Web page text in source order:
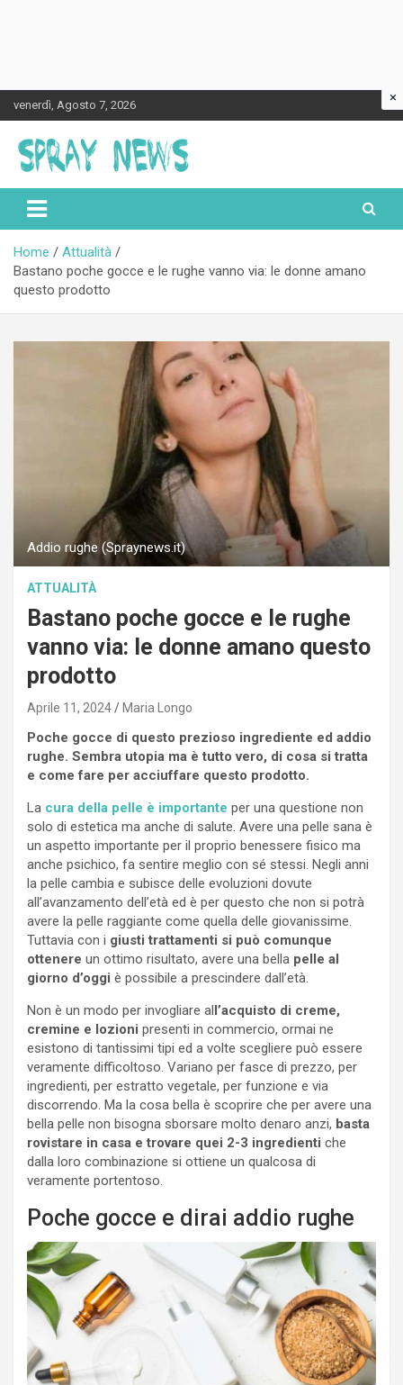
to
content
venerdì, Agosto 7, 2026
Spraynews.it
Home
Attualità
Bastano poche gocce e le rughe vanno via: le donne amano
questo prodotto
Addio rughe (Spraynews.it)
ATTUALITÀ
Bastano poche gocce e le rughe
vanno via: le donne amano questo
prodotto
Aprile 11, 2024 Maria Longo
Poche gocce di questo prezioso ingrediente ed addio
rughe. Sembra utopia ma è tutto vero, di cosa si tratta
e come fare per acciuffare questo prodotto.
La cura della pelle è importante per una questione non
solo di estetica ma anche di salute. Avere una pelle sana è
un aspetto importante per il proprio benessere fisico ma
anche psichico, fa sentire meglio con sé stessi. Negli anni
la pelle cambia e subisce delle evoluzioni dovute
all’avanzamento dell’età ed è per questo che non si potrà
avere la pelle raggiante come quella delle giovanissime.
Tuttavia con i giusti trattamenti si può comunque
ottenere un ottimo risultato, avere una bella pelle al
giorno d’oggi è possibile a prescindere dall’età.
Non è un modo per invogliare al l’acquisto di creme,
cremine e lozioni presenti in commercio, ormai ne
esistono di tantissimi tipi ed a volte scegliere può essere
veramente difficoltoso. Variano per fasce di prezzo, per
ingredienti, per estratto vegetale, per funzione e via
discorrendo. Ma la cosa bella è scoprire che per avere una
bella pelle non bisogna sborsare molto denaro anzi, basta
rovistare in casa e trovare quei 2-3 ingredienti che
dalla loro combinazione si ottiene un qualcosa di
veramente portentoso.
Poche gocce e dirai addio rughe
×